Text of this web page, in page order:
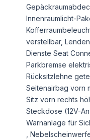
Innenraumlicht-
verstellbar,
Dienste Seat
Parkbremse
Rücksitzlehne
Seitenairbag vorn
Sitz vorn rechts
Steckdose (12V-
Warnanlage für
,